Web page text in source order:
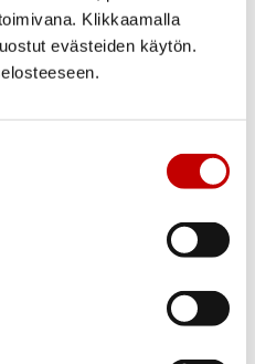
Klikkaamalla
evästeiden käytön.
on alumiinilevyin
ja HDF-osat
valkoinen NCS S
alumiini osat
saranat 4 kpl.
painiketoiminen
sekä
ja sisäpuolelle